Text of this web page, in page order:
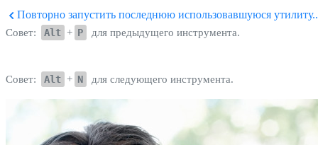
Повторно запустить последнюю использовавшуюся
Совет: Alt + P для предыдущего инструмента.
Совет: Alt + N для следующего инструмента.